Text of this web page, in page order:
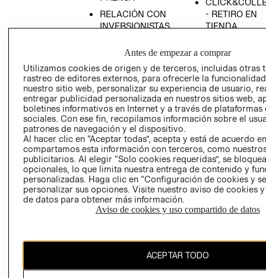
RELACIÓN CON
INVERSIONISTAS
EMPRESARIAL
- RETIRO EN
TIENDA
CONDICIONES
AVISO DE
PRIVACIDAD
GIFT CARD
AVISO DE
Antes de empezar a comprar
Utilizamos cookies de origen y de terceros, incluidas otras
rastreo de editores externos, para ofrecerle la
nuestro sitio web, personalizar su experiencia de usuario,
entregar publicidad personalizada en nuestros sitios web,
boletines informativos en Internet y a través de plataformas
sociales. Con ese fin, recopilamos información sobre el
patrones de navegación y el dispositivo.
Al hacer clic en “Aceptar todas”, acepta y está de acuerdo
compartamos esta información con terceros, como
publicitarios. Al elegir “Solo cookies requeridas”, se
opcionales, lo que limita nuestra entrega de contenido y
personalizadas. Haga clic en “Configuración de cookies y
personalizar sus opciones. Visite nuestro aviso de cookies
de datos para obtener más información.
Aviso de cookies y uso compartido de datos
ACEPTAR TODO